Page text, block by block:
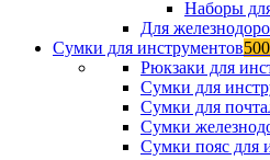
Наборы
Для
Сумки для инструментов
Рюкзаки для
Сумки для
Сумки для
Сумки
Сумки пояс для